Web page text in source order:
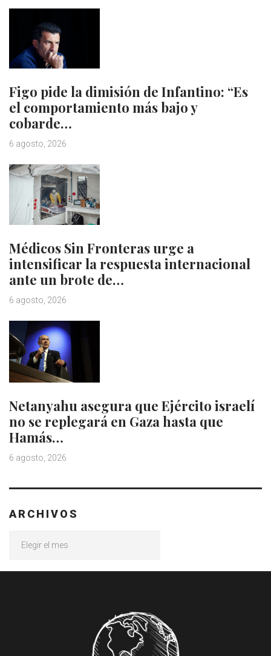
Figo pide la dimisión de Infantino: “Es
el comportamiento más bajo y
cobarde…
6 agosto, 2026
Médicos Sin Fronteras urge a
intensificar la respuesta internacional
ante un brote de…
6 agosto, 2026
Netanyahu asegura que Ejército israelí
no se replegará en Gaza hasta que
Hamás…
6 agosto, 2026
ARCHIVOS